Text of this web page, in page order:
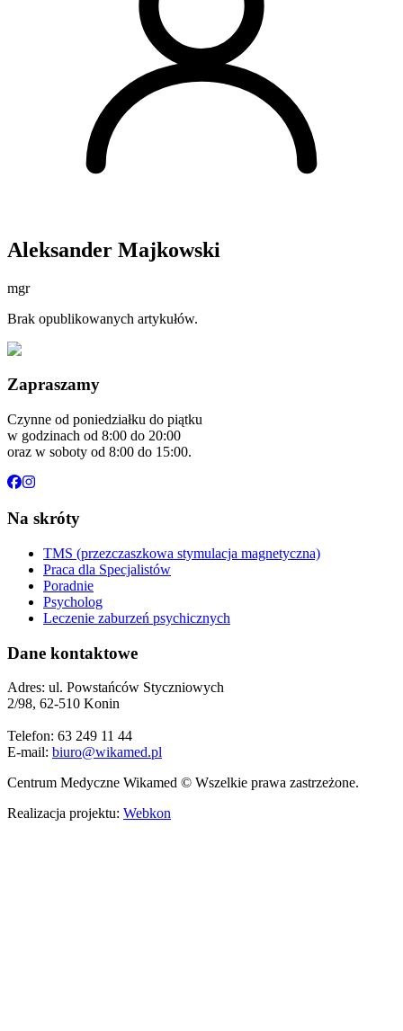
Aleksander Majkowski
mgr
Brak opublikowanych artykułów.
Zapraszamy
Czynne od poniedziałku do piątku
w godzinach od 8:00 do 20:00
oraz w soboty od 8:00 do 15:00.
Na skróty
TMS (przezczaszkowa stymulacja magnetyczna)
Praca dla Specjalistów
Poradnie
Psycholog
Leczenie zaburzeń psychicznych
Dane kontaktowe
Adres: ul. Powstańców Styczniowych
2/98, 62-510 Konin
Telefon: 63 249 11 44
E-mail: biuro@wikamed.pl
Centrum Medyczne Wikamed © Wszelkie prawa zastrzeżone.
Realizacja projektu: Webkon